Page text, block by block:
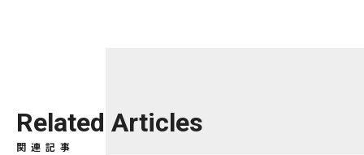
Related Articles
関連記事